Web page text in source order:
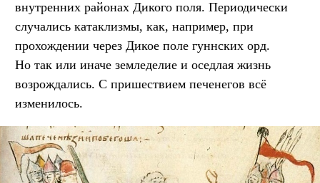
внутренних районах Дикого поля. Периодически
случались катаклизмы, как, например, при
прохождении через Дикое поле гуннских орд.
Но так или иначе земледелие и оседлая жизнь
возрождались. С пришествием печенегов всё
изменилось.